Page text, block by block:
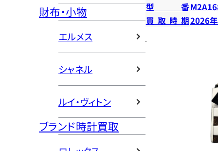
財布・小物
エルメス
シャネル
ルイ・ヴィトン
ブランド時計買取
型番
買取時期2026